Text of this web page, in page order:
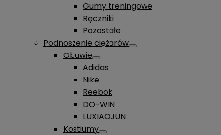
Gumy treningowe
Ręczniki
Pozostałe
Podnoszenie ciężarów
Obuwie
Adidas
Nike
Reebok
DO-WIN
LUXIAOJUN
Kostiumy